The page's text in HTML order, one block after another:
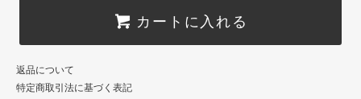
カートに入れる
返品について
特定商取引法に基づく表記